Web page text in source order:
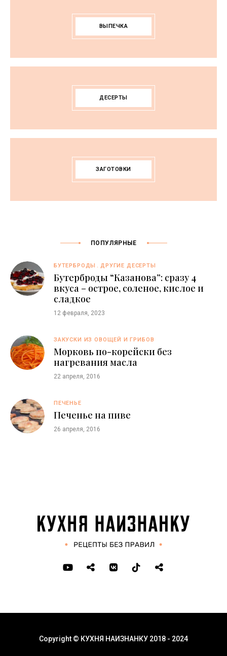
ВЫПЕЧКА
ДЕСЕРТЫ
ЗАГОТОВКИ
ПОПУЛЯРНЫЕ
БУТЕРБРОДЫ ДРУГИЕ ДЕСЕРТЫ
Бутерброды “Казaнова”: сразу 4
вкуса – острое, соленое, кислое и
сладкое
12 февраля, 2023
ЗАКУСКИ ИЗ ОВОЩЕЙ И ГРИБОВ
Морковь по-корейски без
нагревания масла
22 апреля, 2016
ПЕЧЕНЬЕ
Печенье на пиве
26 апреля, 2016
Copyright © КУХНЯ НАИЗНАНКУ 2018 - 2024